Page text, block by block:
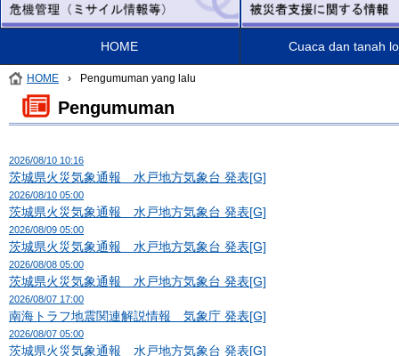
HOME Cuaca dan tanah
HOME › Pengumuman yang lalu
Pengumuman
2026/08/10 10:16
茨城県火災気象通報 水戸地方気象台 発表[G]
2026/08/10 05:00
茨城県火災気象通報 水戸地方気象台 発表[G]
2026/08/09 05:00
茨城県火災気象通報 水戸地方気象台 発表[G]
2026/08/08 05:00
茨城県火災気象通報 水戸地方気象台 発表[G]
2026/08/07 17:00
南海トラフ地震関連解説情報 気象庁 発表[G]
2026/08/07 05:00
茨城県火災気象通報 水戸地方気象台 発表[G]